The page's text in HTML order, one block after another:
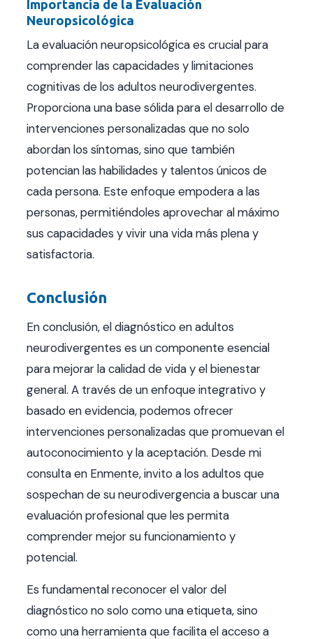
Importancia de la Evaluación
Neuropsicológica
La evaluación neuropsicológica es crucial para
comprender las capacidades y limitaciones
cognitivas de los adultos neurodivergentes.
Proporciona una base sólida para el desarrollo de
intervenciones personalizadas que no solo
abordan los síntomas, sino que también
potencian las habilidades y talentos únicos de
cada persona. Este enfoque empodera a las
personas, permitiéndoles aprovechar al máximo
sus capacidades y vivir una vida más plena y
satisfactoria.
Conclusión
En conclusión, el diagnóstico en adultos
neurodivergentes es un componente esencial
para mejorar la calidad de vida y el bienestar
general. A través de un enfoque integrativo y
basado en evidencia, podemos ofrecer
intervenciones personalizadas que promuevan el
autoconocimiento y la aceptación. Desde mi
consulta en Enmente, invito a los adultos que
sospechan de su neurodivergencia a buscar una
evaluación profesional que les permita
comprender mejor su funcionamiento y
potencial.
Es fundamental reconocer el valor del
diagnóstico no solo como una etiqueta, sino
como una herramienta que facilita el acceso a